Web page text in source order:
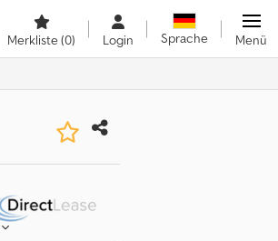
Merkliste(0) Login Sprache Menü